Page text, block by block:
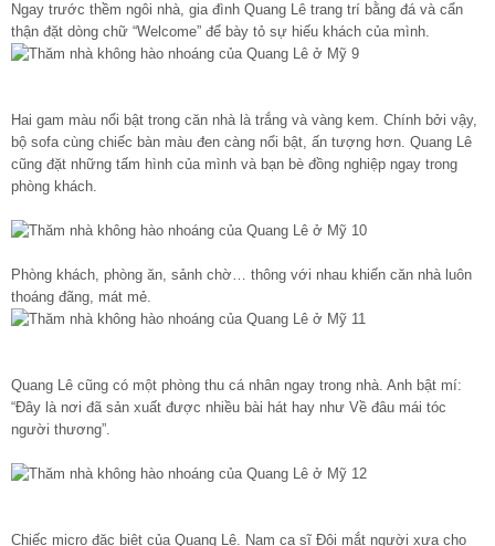
Ngay trước thềm ngôi nhà, gia đình Quang Lê trang trí bằng đá và cẩn
thận đặt dòng chữ “Welcome” để bày tỏ sự hiếu khách của mình.
Hai gam màu nổi bật trong căn nhà là trắng và vàng kem. Chính bởi vậy,
bộ sofa cùng chiếc bàn màu đen càng nổi bật, ấn tượng hơn. Quang Lê
cũng đặt những tấm hình của mình và bạn bè đồng nghiệp ngay trong
phòng khách.
Phòng khách, phòng ăn, sảnh chờ… thông với nhau khiến căn nhà luôn
thoáng đãng, mát mẻ.
Quang Lê cũng có một phòng thu cá nhân ngay trong nhà. Anh bật mí:
“Đây là nơi đã sản xuất được nhiều bài hát hay như Về đâu mái tóc
người thương”.
Chiếc micro đặc biệt của Quang Lê. Nam ca sĩ Đôi mắt người xưa cho